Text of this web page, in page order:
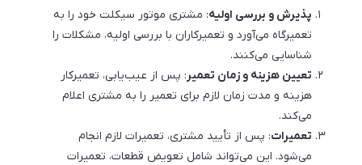
پذیرش و بررسی اولیه: مشتری موتور سیکلت خود را به
تعمیرگاه می‌آورد و تعمیرکاران با بررسی اولیه، مشکلات را
شناسایی می‌کنند.
تعیین هزینه و زمان تعمیر: پس از عیب‌یابی، تعمیرکار
هزینه و مدت زمان لازم برای تعمیر را به مشتری اعلام
می‌کند.
تعمیرات: پس از تأیید مشتری، تعمیرات لازم انجام
می‌شود. این می‌تواند شامل تعویض قطعات، تعمیرات